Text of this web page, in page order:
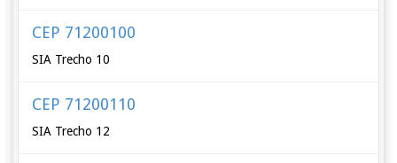
CEP 71200100
SIA Trecho 10
CEP 71200110
SIA Trecho 12